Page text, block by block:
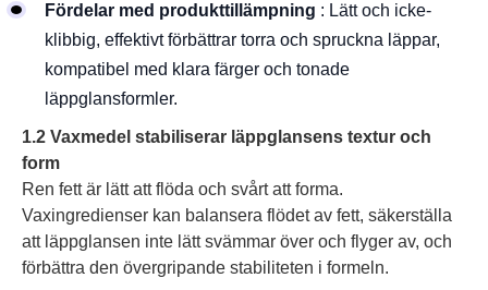
Fördelar med produkttillämpning : Lätt och icke-
klibbig, effektivt förbättrar torra och spruckna läppar,
kompatibel med klara färger och tonade
läppglansformler.
1.2 Vaxmedel stabiliserar läppglansens textur och
form
Ren fett är lätt att flöda och svårt att forma.
Vaxingredienser kan balansera flödet av fett, säkerställa
att läppglansen inte lätt svämmar över och flyger av, och
förbättra den övergripande stabiliteten i formeln.